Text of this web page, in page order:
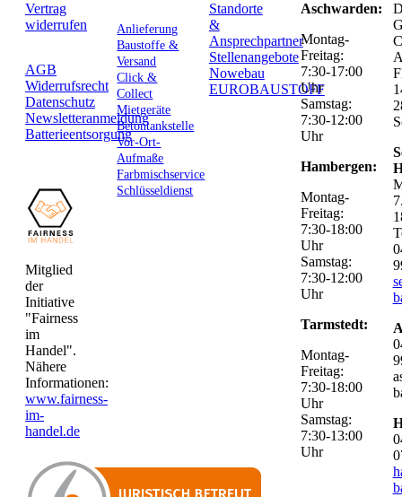
Vertrag
widerrufen
AGB
Widerrufsrecht
Datenschutz
Newsletteranmeldung
Batterieentsorgung
Mitglied
der
Initiative
"Fairness
im
Handel".
Nähere
Informationen:
www.fairness-
im-
handel.de
Anlieferung
Baustoffe &
Versand
Click &
Collect
Mietgeräte
Betontankstelle
Vor-Ort-
Aufmaße
Farbmischservice
Schlüsseldienst
Standorte
&
Ansprechpartner
Stellenangebote
Nowebau
EUROBAUSTOFF
Aschwarden:
Montag-
Freitag:
7:30-17:00
Uhr
Samstag:
7:30-12:00
Uhr
Hambergen:
Montag-
Freitag:
7:30-18:00
Uhr
Samstag:
7:30-12:00
Uhr
Tarmstedt:
Montag-
Freitag:
7:30-18:00
Uhr
Samstag:
7:30-13:00
Uhr